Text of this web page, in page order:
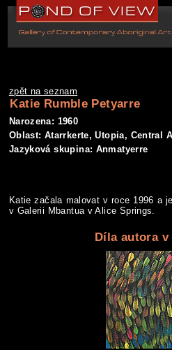
zpět na seznam
Katie Rumble Petyarre
Narozena: 1960
Oblast: Atarrkerte, Utopia, Central
Jazyková skupina: Anmatyerre
Katie začala malovat v roce 1996 a
v Galerii Mbantua v Alice Springs.
Díla autora v